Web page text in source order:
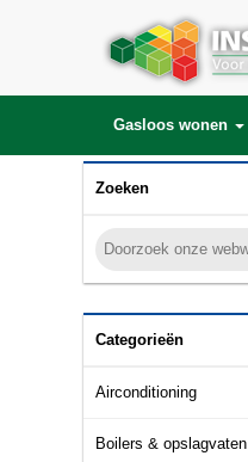
Gasloos wonen
Zoeken
Categorieën
Airconditioning
Boilers & opslagvaten